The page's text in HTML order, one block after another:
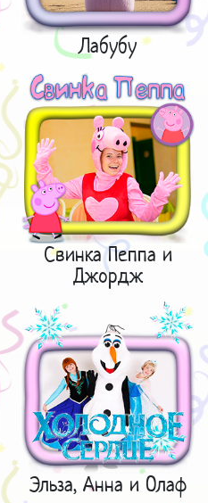
Лабубу
Свинка Пеппа и
Джордж
Эльза, Анна и Олаф